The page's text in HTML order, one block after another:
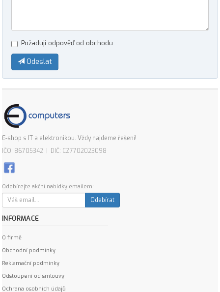
Požaduji odpověď od obchodu
Odeslat
E-shop s IT a elektronikou. Vždy najdeme řešení!
IČO: 86705342 | DIČ: CZ7702023098
Odebírejte akční nabídky emailem:
Odebírat
INFORMACE
O firmě
Obchodní podmínky
Reklamační podmínky
Odstoupení od smlouvy
Ochrana osobních údajů